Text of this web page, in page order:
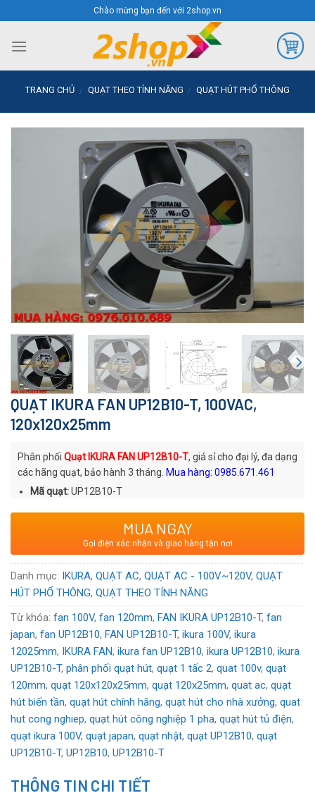
to
content
Chào mừng bạn đến với 2shop.vn
TRANG CHỦ / QUẠT THEO TÍNH NĂNG / QUẠT HÚT PHỔ THÔNG
QUẠT IKURA FAN UP12B10-T, 100VAC,
120x120x25mm
Phân phối Quạt IKURA FAN UP12B10-T, giá sỉ cho đại lý, đa dạng
các hãng quạt, bảo hành 3 tháng. Mua hàng: 0985.671.461
Mã quạt:UP12B10-T
Thương hiệu: Quạt AC IKURA
: Thương hiệu Nhật Bản
Voltage:100VAC
MUA NGAY
Gọi điện xác nhận và giao hàng tận nơi
Danh mục: IKURA, QUẠT AC, QUẠT AC - 100V~120V, QUẠT
HÚT PHỔ THÔNG, QUẠT THEO TÍNH NĂNG
Từ khóa: fan 100V, fan 120mm, FAN IKURA UP12B10-T, fan
japan, fan UP12B10, FAN UP12B10-T, ikura 100V, ikura
12025mm, IKURA FAN, ikura fan UP12B10, ikura UP12B10, ikura
UP12B10-T, phân phối quạt hút, quạt 1 tấc 2, quat 100v, quạt
120mm, quạt 120x120x25mm, quạt 120x25mm, quat ac, quạt
hút biến tần, quạt hút chính hãng, quạt hút cho nhà xưởng, quat
hut cong nghiep, quạt hút công nghiệp 1 pha, quạt hút tủ điện,
quạt ikura 100V, quạt japan, quạt nhật, quạt UP12B10, quạt
UP12B10-T, UP12B10, UP12B10-T
THÔNG TIN CHI TIẾT